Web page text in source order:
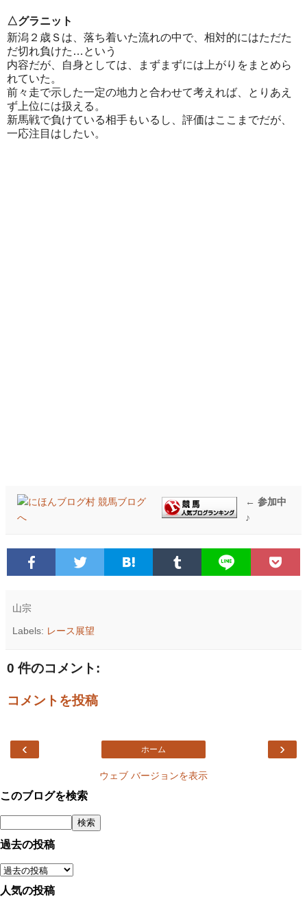
△グラニット
新潟２歳Ｓは、落ち着いた流れの中で、相対的にはただた
だ切れ負けた…という
内容だが、自身としては、まずまずには上がりをまとめら
れていた。
前々走で示した一定の地力と合わせて考えれば、とりあえ
ず上位には扱える。
新馬戦で負けている相手もいるし、評価はここまでだが、
一応注目はしたい。
← 参加中
♪
山宗
Labels: レース展望
0 件のコメント:
コメントを投稿
‹ ›
ホーム
ウェブ バージョンを表示
このブログを検索
過去の投稿
人気の投稿